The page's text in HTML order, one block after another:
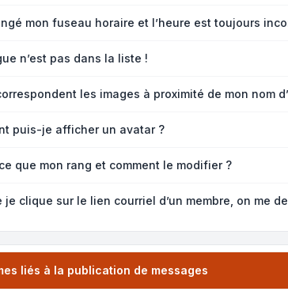
mon fuseau horaire et l’heure est toujours
n’est pas dans la liste !
les images à proximité de mon nom
puis-je afficher un avatar ?
que mon rang et comment le modifier ?
je clique sur le lien courriel d’un membre, on me
liés à la publication de messages